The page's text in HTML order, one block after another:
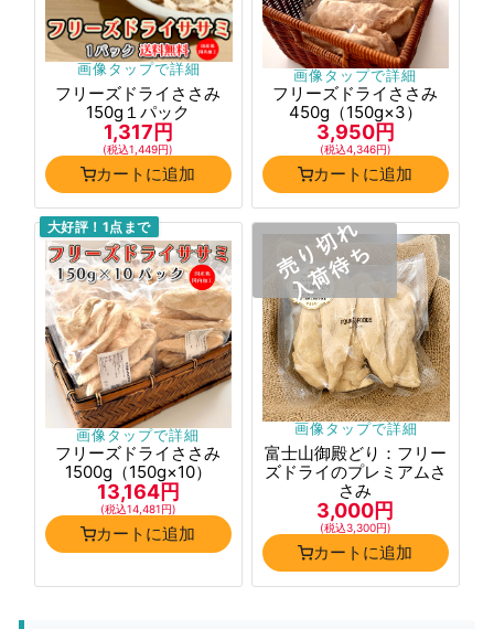
画像タップで詳細
フリーズドライささみ
150g１パック
1,317円
(税込1,449円)
カートに追加
画像タップで詳細
フリーズドライささみ
450g（150g×3）
3,950円
(税込4,346円)
カートに追加
大好評！1点まで
画像タップで詳細
フリーズドライささみ
1500g（150g×10）
13,164円
(税込14,481円)
カートに追加
売り切れ
入荷待ち
画像タップで詳細
富士山御殿どり：フリー
ズドライのプレミアムさ
さみ
3,000円
(税込3,300円)
カートに追加